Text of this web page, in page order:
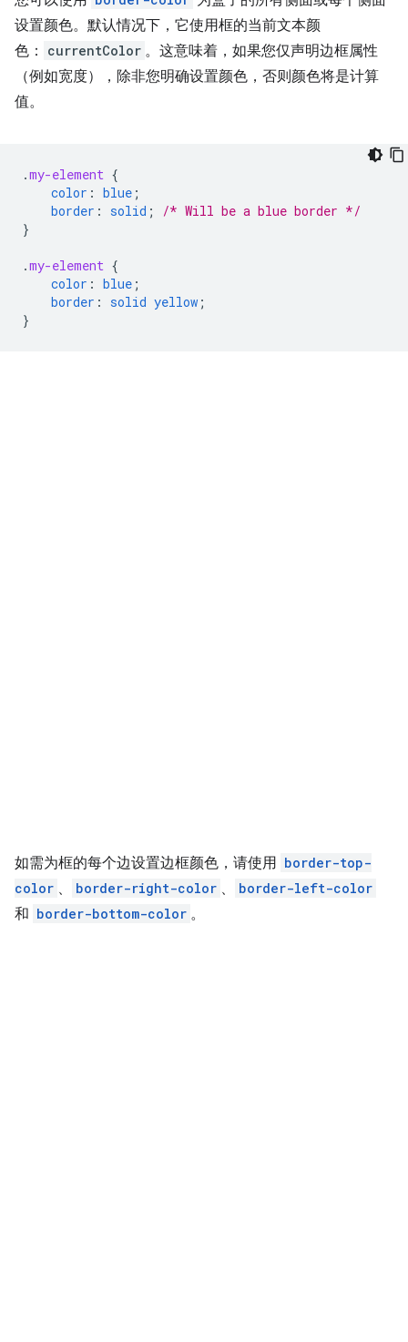
设置颜色。默认情况下，它使用框的当前文本颜
色：
currentColor 。这意味着，如果您仅声明边框属性
（例如宽度），除非您明确设置颜色，否则颜色将是计算
值。
.my-element {
color : blue ;
border : solid ;
/* Will be a blue border */
}
.my-element {
color : blue ;
border : solid yellow ;
}
如需为框的每个边设置边框颜色，请使用 border-top-
color 、 border-right-color 、 border-left-color
和 border-bottom-color 。